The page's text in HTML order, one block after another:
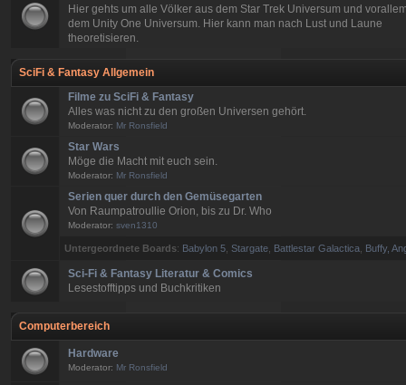
Hier gehts um alle Völker aus dem Star Trek Universum und
dem Unity One Universum. Hier kann man nach Lust und Laune
theoretisieren.
SciFi & Fantasy Allgemein
Filme zu SciFi & Fantasy
Alles was nicht zu den großen Universen gehört.
Moderator: Mr Ronsfield
Star Wars
Möge die Macht mit euch sein.
Moderator: Mr Ronsfield
Serien quer durch den Gemüsegarten
Von Raumpatroullie Orion, bis zu Dr. Who
Moderator: sven1310
Untergeordnete Boards: Babylon 5 ,Stargate Battlestar Galactica Buffy,
Sci-Fi & Fantasy Literatur & Comics
Lesestofftipps und Buchkritiken
Computerbereich
Hardware
Moderator: Mr Ronsfield